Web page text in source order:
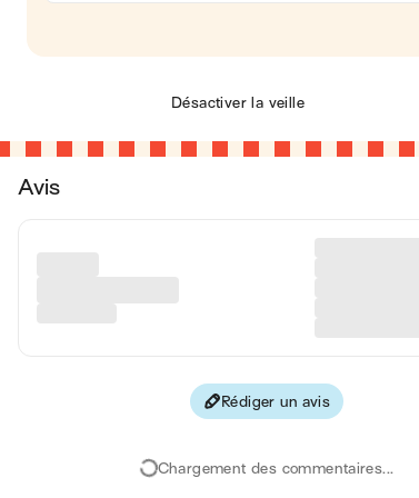
Désactiver la veille
Avis
Rédiger un avis
Chargement des commentaires...